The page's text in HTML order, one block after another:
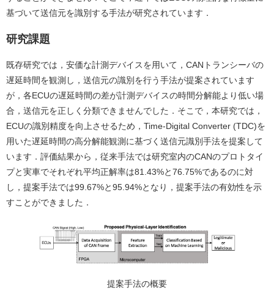
基づいて送信元を識別する手法が研究されています．
研究課題
既存研究では，安価な計測デバイスを用いて，CANトランシーバの
遅延時間を観測し，送信元の識別を行う手法が提案されています
が，各ECUの遅延時間の差が計測デバイスの時間分解能より低い場
合，送信元を正しく分類できませんでした．そこで，本研究では，
ECUの識別精度を向上させるため，Time-Digital Converter (TDC)を
用いた遅延時間の高分解能観測に基づく送信元識別手法を提案して
います．評価結果から，従来手法では研究室内のCANのプロトタイ
プと実車でそれぞれ平均正解率は81.43%と76.75%であるのに対
し，提案手法では99.67%と95.94%となり，提案手法の有効性を示
すことができました．
提案手法の概要